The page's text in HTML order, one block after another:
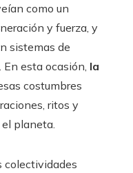
como un
y fuerza, y
sistemas de
esta ocasión, la
costumbres
ritos y
planeta.
colectividades